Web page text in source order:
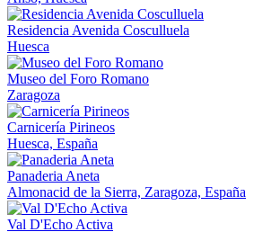
Residencia Avenida Cosculluela
Huesca
Museo del Foro Romano
Zaragoza
Carnicería Pirineos
Huesca, España
Panaderia Aneta
Almonacid de la Sierra, Zaragoza, España
Val D'Echo Activa